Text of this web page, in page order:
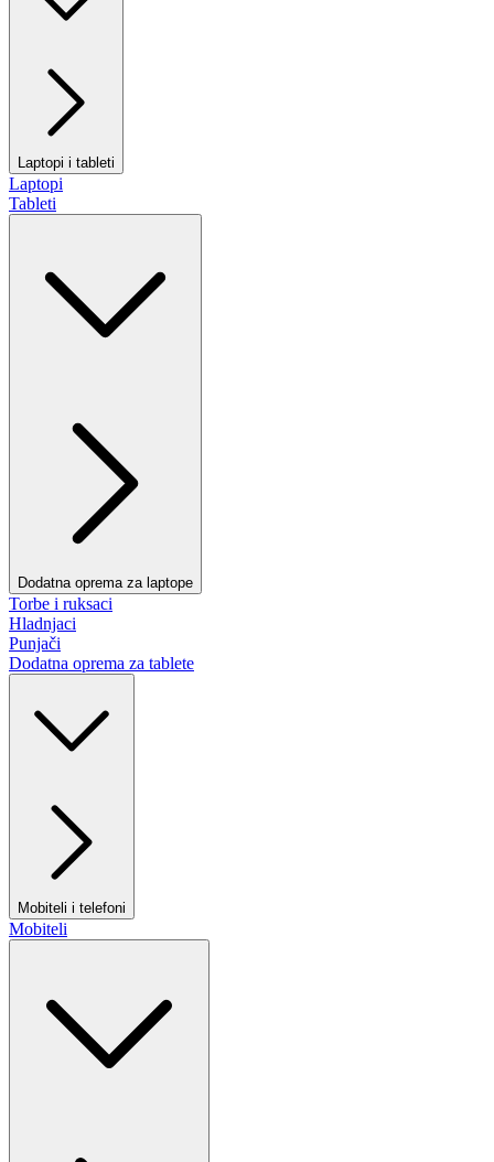
Laptopi i tableti
Laptopi
Tableti
Dodatna oprema za laptope
Torbe i ruksaci
Hladnjaci
Punjači
Dodatna oprema za tablete
Mobiteli i telefoni
Mobiteli